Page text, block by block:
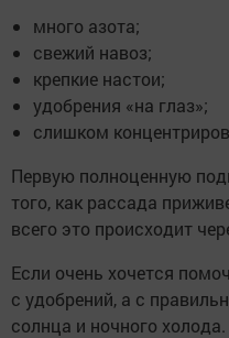
много азота;
свежий навоз;
крепкие настои;
удобрения «на глаз»;
слишком
Первую полноценную
того, как рассада
всего это происходит
Если очень хочется
с удобрений, а с
солнца и ночного холода.